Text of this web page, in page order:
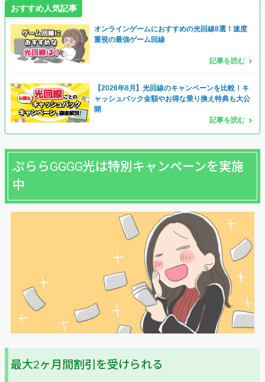
おすすめ人気記事
オンラインゲームにおすすめの光回線8選！速度
重視の最強ゲーム回線
記事を読む
【2026年8月】光回線のキャンペーンを比較！キ
ャッシュバック金額やお得な乗り換え特典も大公
開
記事を読む
ぷららGGGG光は特別キャンペーンを実施
中
最大2ヶ月間割引を受けられる